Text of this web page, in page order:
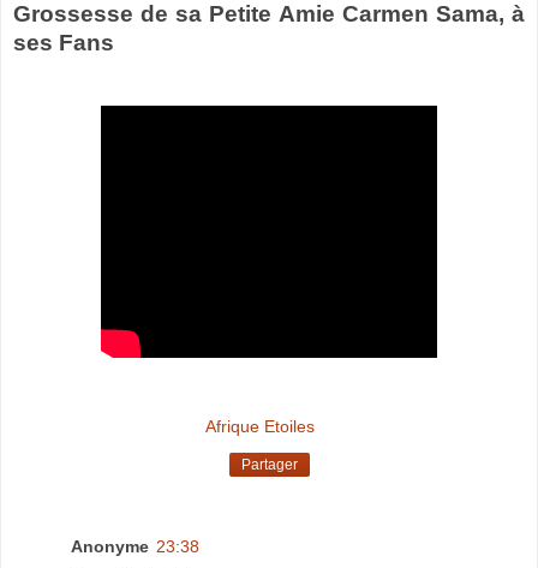
Grossesse de sa Petite Amie Carmen Sama, à
ses Fans
Afrique Etoiles
Partager
Anonyme 23:38